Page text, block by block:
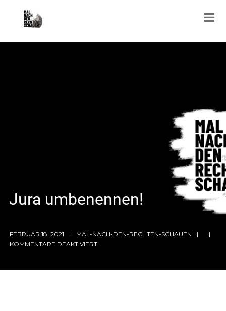
Jura umbenennen!
FEBRUAR 18, 2021
MAL-NACH-DEN-RECHTEN-SCHAUEN
KOMMENTARE DEAKTIVIERT